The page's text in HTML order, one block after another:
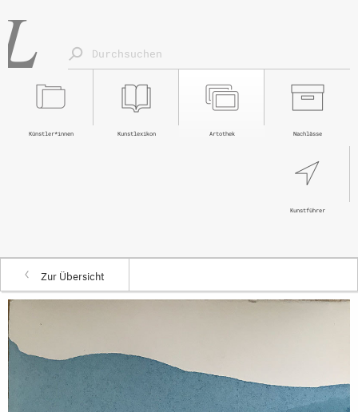
Nachlässe
Artothek
Kunstlexikon
Künstler*innen
Kunstführer
Zur Übersicht